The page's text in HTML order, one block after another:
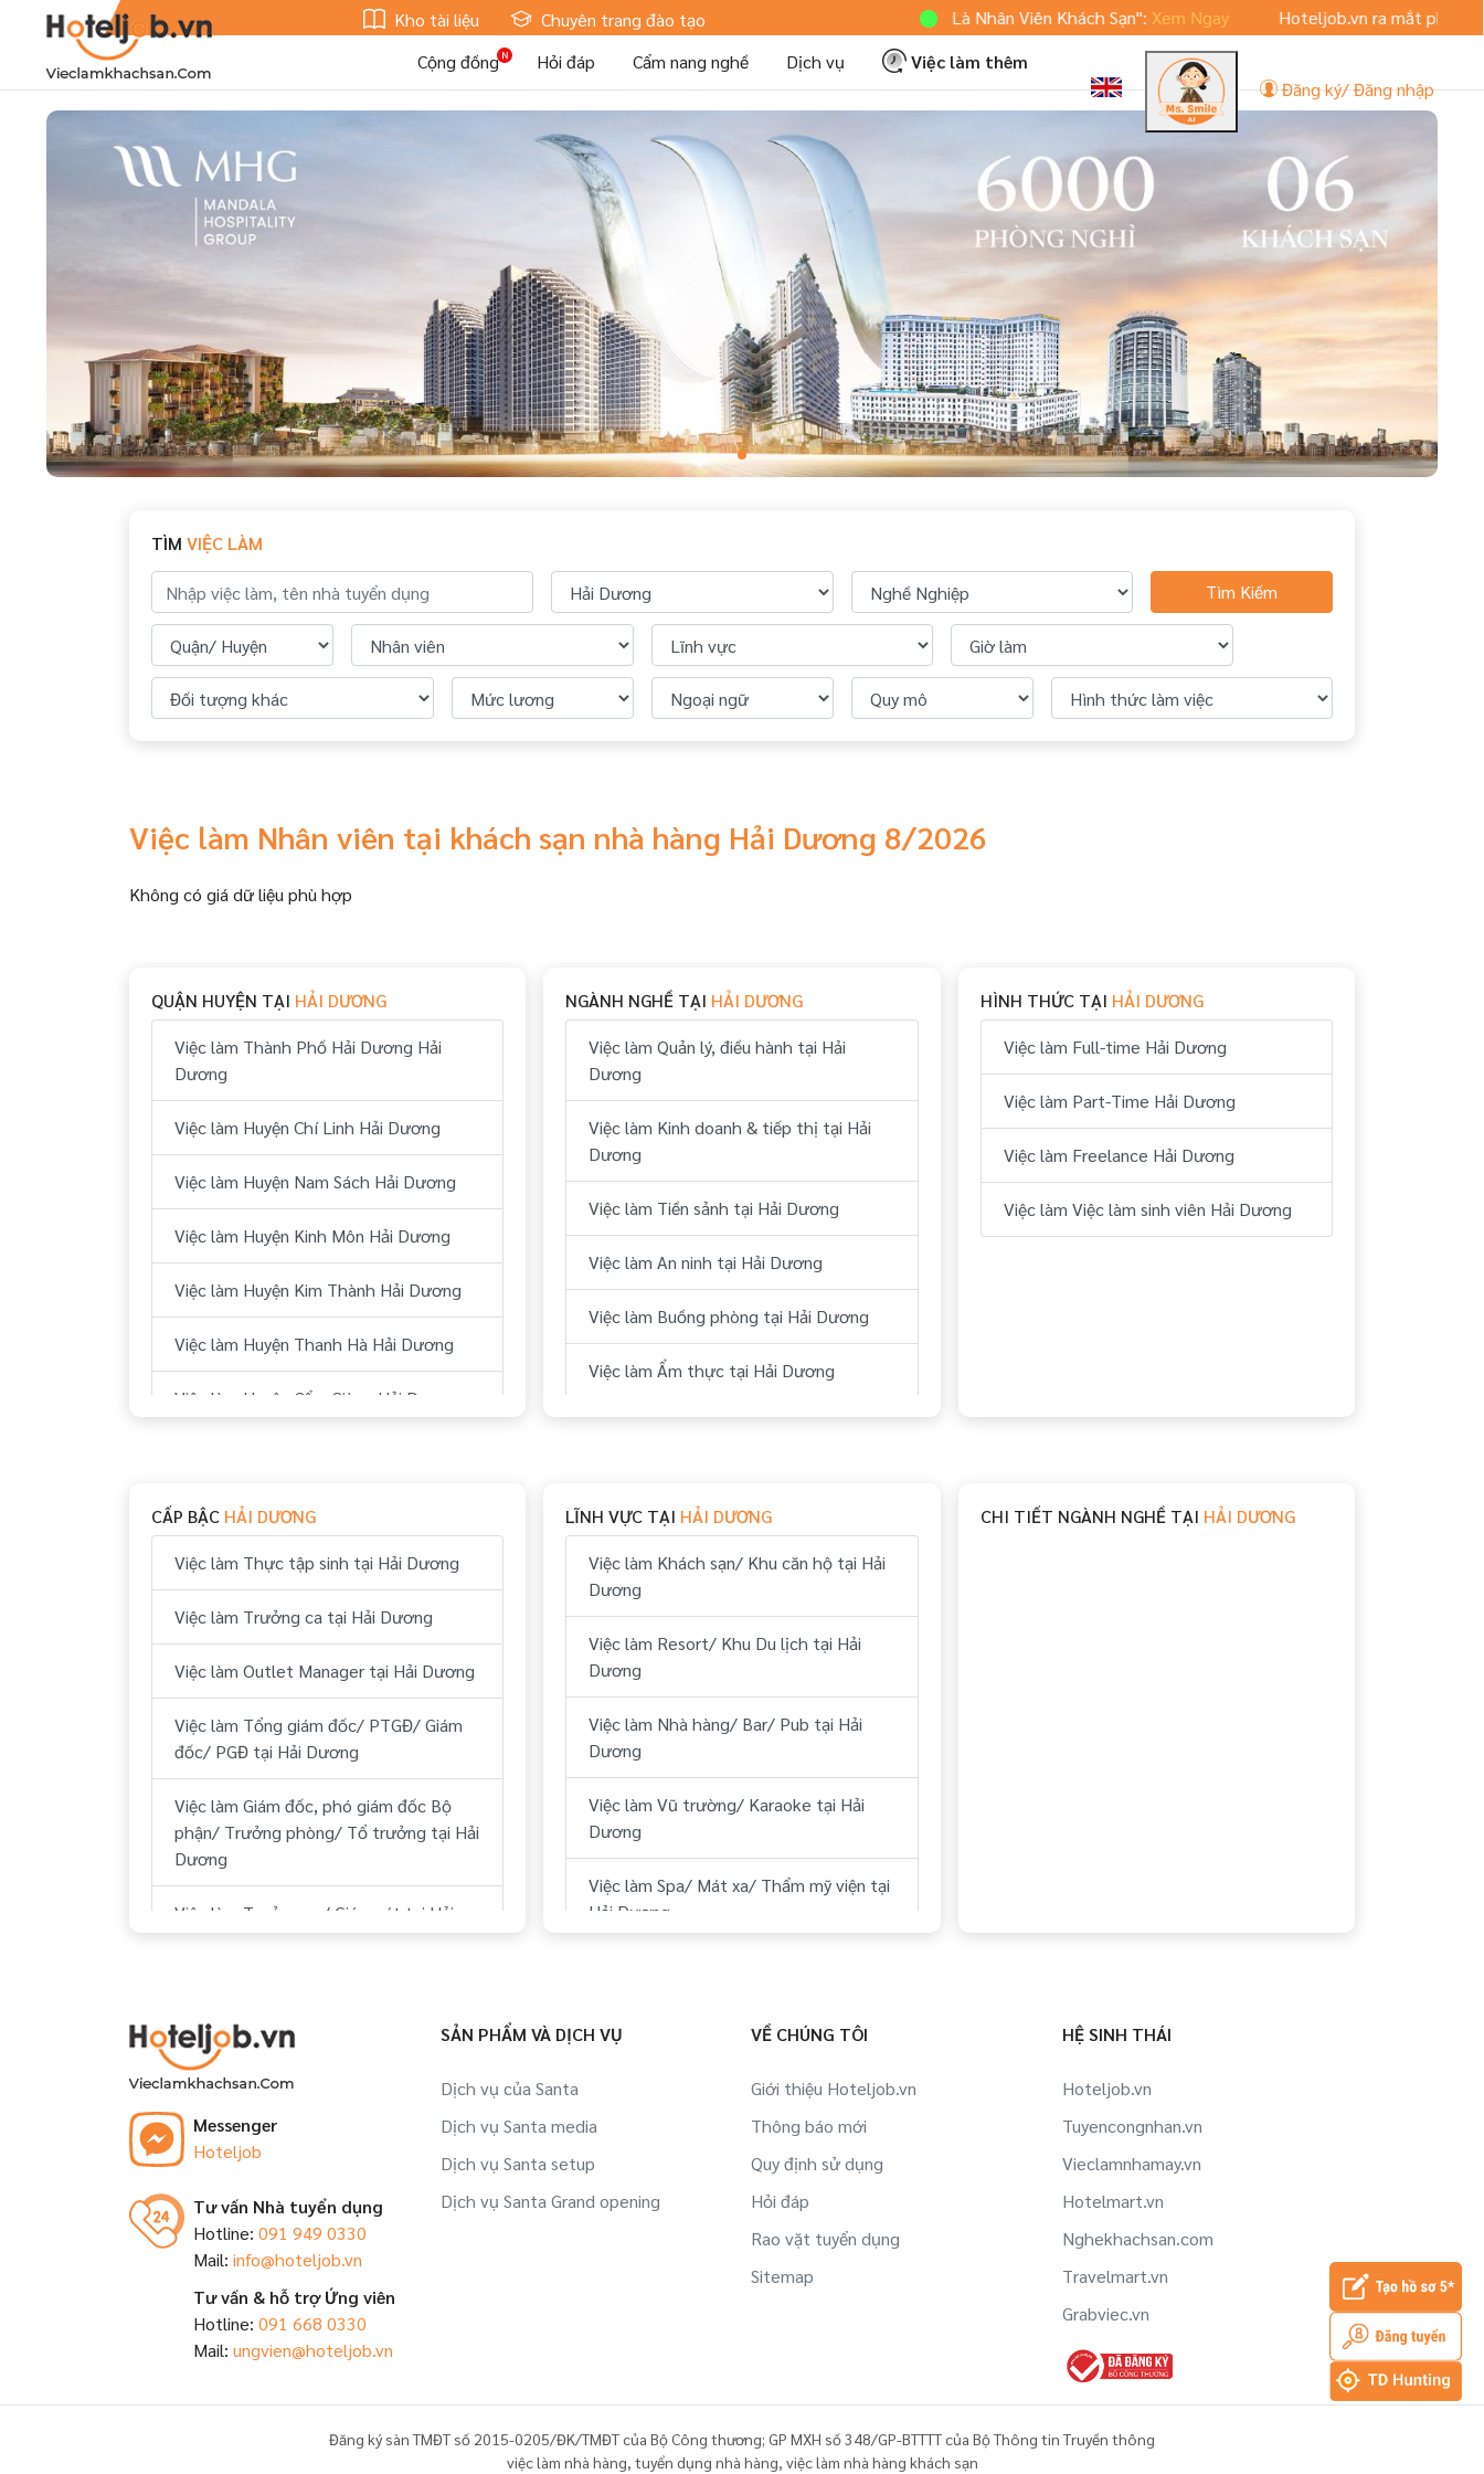
Kho tài liệu Chuyên trang đào tạo Hoteljob MV: "Tôi Là Nhân Viên Khách Sạn": Xem Ngay
Hoteljob.vn ra mắt phiên bản
Cộng đồng
Hỏi đáp Cẩm nang nghề Dịch vụ
Việc làm thêm
Đăng ký/ Đăng nhập
TÌM VIỆC LÀM
Tìm Kiếm
Việc làm Nhân viên tại khách sạn nhà hàng Hải Dương 8/2026
Không có giá dữ liệu phù hợp
QUẬN HUYỆN TẠI HẢI DƯƠNG
Việc làm Thành Phố Hải Dương Hải
Dương
Việc làm Huyện Chí Linh Hải Dương
Việc làm Huyện Nam Sách Hải Dương
Việc làm Huyện Kinh Môn Hải Dương
Việc làm Huyện Kim Thành Hải Dương
Việc làm Huyện Thanh Hà Hải Dương
Việc làm Huyện Cẩm Giàng Hải Dương
Việc làm Huyện Gia Lộc Hải Dương
Việc làm Huyện Tứ Kỳ Hải Dương
Việc làm Huyện Ninh Giang Hải Dương
Việc làm Huyện Thanh Miện Hải Dương
NGÀNH NGHỀ TẠI HẢI DƯƠNG
Việc làm Quản lý, điều hành tại Hải
Dương
Việc làm Kinh doanh & tiếp thị tại Hải
Dương
Việc làm Tiền sảnh tại Hải Dương
Việc làm An ninh tại Hải Dương
Việc làm Buồng phòng tại Hải Dương
Việc làm Ẩm thực tại Hải Dương
Việc làm Vui chơi & giải trí tại Hải Dương
Việc làm Hành chính, nhân sự tại Hải
Dương
Việc làm Tài chính, kế toán tại Hải
Dương
Việc làm Kỹ thuật tại Hải Dương
Việc làm Lái xe tại Hải Dương
Việc làm Lữ hành/ Du lịch (HDV, ĐH
Tour...) tại Hải Dương
Việc làm Việc làm sinh viên tại Hải
Việc làm Bán hàng online tại Hải Dương
HÌNH THỨC TẠI HẢI DƯƠNG
Việc làm Full-time Hải Dương
Việc làm Part-Time Hải Dương
Việc làm Freelance Hải Dương
Việc làm Việc làm sinh viên Hải Dương
CẤP BẬC HẢI DƯƠNG
Việc làm Thực tập sinh tại Hải Dương
Việc làm Trưởng ca tại Hải Dương
Việc làm Outlet Manager tại Hải Dương
Việc làm Tổng giám đốc/ PTGĐ/ Giám
đốc/ PGĐ tại Hải Dương
Việc làm Giám đốc, phó giám đốc Bộ
phận/ Trưởng phòng/ Tổ trưởng tại Hải
Dương
Việc làm Trưởng ca/ Giám sát tại Hải
Dương
Việc làm Đào tạo viên tại Hải Dương
Việc làm Trợ lý, thư ký tại Hải Dương
LĨNH VỰC TẠI HẢI DƯƠNG
Việc làm Khách sạn/ Khu căn hộ tại Hải
Dương
Việc làm Resort/ Khu Du lịch tại Hải
Dương
Việc làm Nhà hàng/ Bar/ Pub tại Hải
Dương
Việc làm Vũ trường/ Karaoke tại Hải
Dương
Việc làm Spa/ Mát xa/ Thẩm mỹ viện tại
Hải Dương
Việc làm Thể hình/ phòng tập tại Hải
Dương
Việc làm Công ty Du lịch, lữ hành,
phòng vé tại Hải Dương
Việc làm Hàng không/ Sân bay tại Hải
Dương
CHI TIẾT NGÀNH NGHỀ TẠI HẢI DƯƠNG
Messenger
Hoteljob
Tư vấn Nhà tuyển dụng
Hotline: 091 949 0330
Mail: info@hoteljob.vn
Tư vấn & hỗ trợ Ứng viên
Hotline: 091 668 0330
Mail: ungvien@hoteljob.vn
SẢN PHẨM VÀ DỊCH VỤ
Dịch vụ của Santa
Dịch vụ Santa media
Dịch vụ Santa setup
Dịch vụ Santa Grand opening
VỀ CHÚNG TÔI
Giới thiệu Hoteljob.vn
Thông báo mới
Quy định sử dụng
Hỏi đáp
Rao vặt tuyển dụng
Sitemap
HỆ SINH THÁI
Hoteljob.vn
Tuyencongnhan.vn
Vieclamnhamay.vn
Hotelmart.vn
Nghekhachsan.com
Travelmart.vn
Grabviec.vn
Đăng ký sàn TMĐT số 2015-0205/ĐK/TMĐT của Bộ Công thương; GP MXH số 348/GP-BTTTT của Bộ Thông tin Truyền thông
việc làm nhà hàng, tuyển dụng nhà hàng, việc làm nhà hàng khách sạn